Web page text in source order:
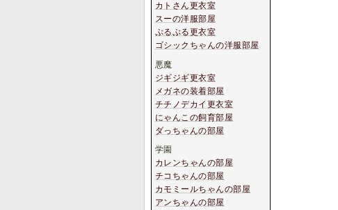
カトさん更衣室
スーの洋服部屋
ぷるぷる更衣室
ゴシックちゃんの洋服部屋
悪魔
ジギジギ更衣室
メガネの装着部屋
チチノデカイ更衣室
にゃんこの飼育部屋
ダっちゃんの部屋
学園
カレンちゃんの部屋
チコちゃんの部屋
カモミールちゃんの部屋
アンちゃんの部屋